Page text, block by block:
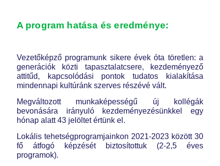
A program hatása és eredménye:
Vezetőképző programunk sikere évek óta töretlen: a
generációk közti tapasztalatcsere, kezdeményező
attitűd, kapcsolódási pontok tudatos kialakítása
mindennapi kultúránk szerves részévé vált.
Megváltozott munkaképességű új kollégák
bevonására irányuló kezdeményezésünkkel egy
hónap alatt 43 jelöltet értünk el.
Lokális tehetségprogramjainkon 2021-2023 között 30
fő átfogó képzését biztosítottuk (2-2,5 éves
programok).